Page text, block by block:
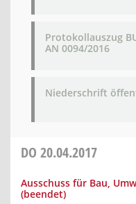
Protokollauszug
AN 0094/2016
Niederschrift
DO 20.04.2017
Ausschuss für Bau,
(beendet)